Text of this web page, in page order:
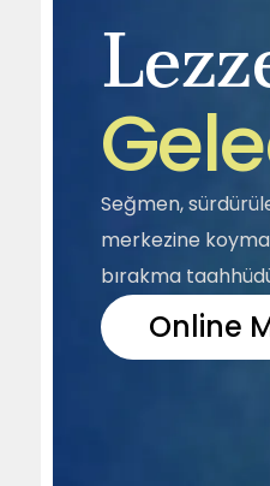
Gele
Seğmen,
merkezine
bırakma
Online